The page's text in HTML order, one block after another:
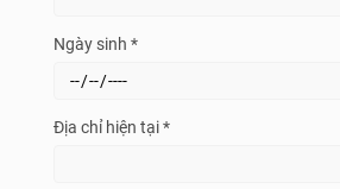
Ngày sinh *
Địa chỉ hiện tại *